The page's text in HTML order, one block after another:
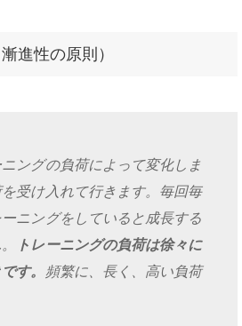
進性の原則）
ングの負荷によって変化しま
受け入れて行きます。毎回毎
ニングをしていると成長する
トレーニングの負荷は徐々に
す。 頻繁に、長く、高い負荷